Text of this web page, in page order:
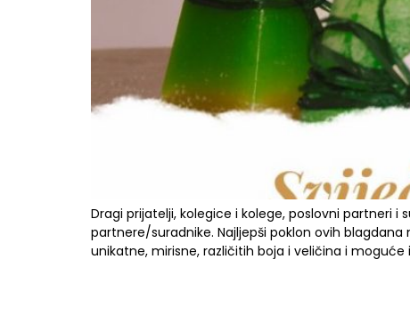
Dragi prijatelji, kolegice i kolege, poslovni partneri
partnere/suradnike. Najljepši poklon ovih
unikatne, mirisne, različitih boja i veličina i moguće